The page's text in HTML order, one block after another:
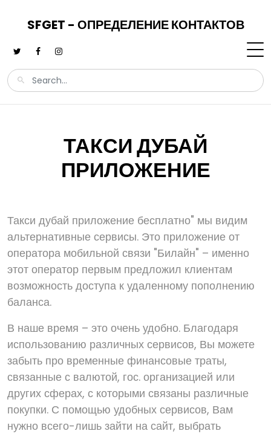
SFGET - ОПРЕДЕЛЕНИЕ КОНТАКТОВ
ТАКСИ ДУБАЙ
ПРИЛОЖЕНИЕ
Такси дубай приложение бесплатно" мы видим
альтернативные сервисы. Это приложение от
оператора мобильной связи "Билайн" – именно
этот оператор первым предложил клиентам
возможность доступа к удаленному пополнению
баланса.
В наше время – это очень удобно. Благодаря
использованию различных сервисов, Вы можете
забыть про временные финансовые траты,
связанные с валютой, гос. организацией или
других сферах, с которыми связаны различные
покупки. С помощью удобных сервисов, Вам
нужно всего-лишь зайти на сайт, выбрать